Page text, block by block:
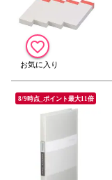
8/9時点_ポイント最大11倍